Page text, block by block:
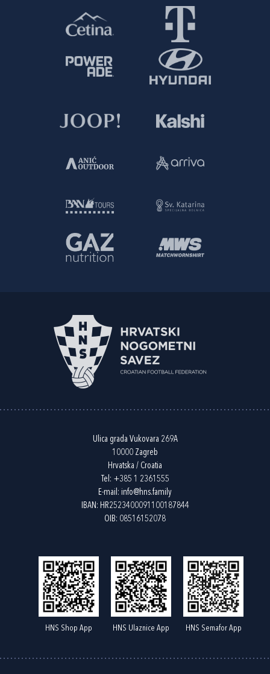
Ulica grada Vukovara 269A
10000 Zagreb
Hrvatska / Croatia
Tel: +385 1 2361555
E-mail: info@hns.family
IBAN: HR2523400091100187844
OIB: 08516152078
HNS Shop App HNS Ulaznice App HNS Semafor App